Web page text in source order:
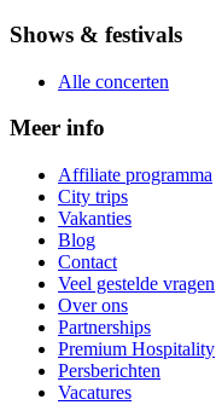
Shows & festivals
Alle concerten
Meer info
Affiliate programma
City trips
Vakanties
Blog
Contact
Veel gestelde vragen
Over ons
Partnerships
Premium Hospitality
Persberichten
Vacatures